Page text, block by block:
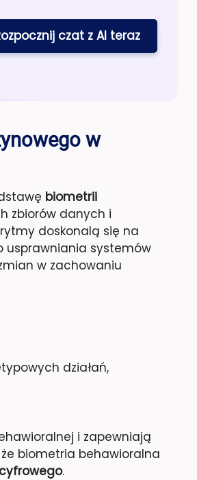
czat z AI teraz
w
biometrii
zbiorów danych i
doskonalą się na
usprawniania systemów
w zachowaniu
działań,
i zapewniają
biometria behawioralna
.